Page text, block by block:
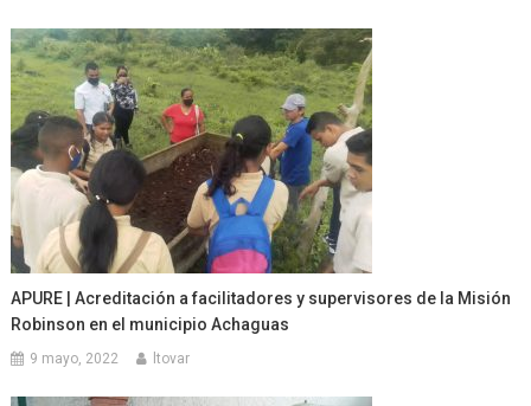
APURE | Acreditación a facilitadores y supervisores de la Misión
Robinson en el municipio Achaguas
9 mayo, 2022 ltovar